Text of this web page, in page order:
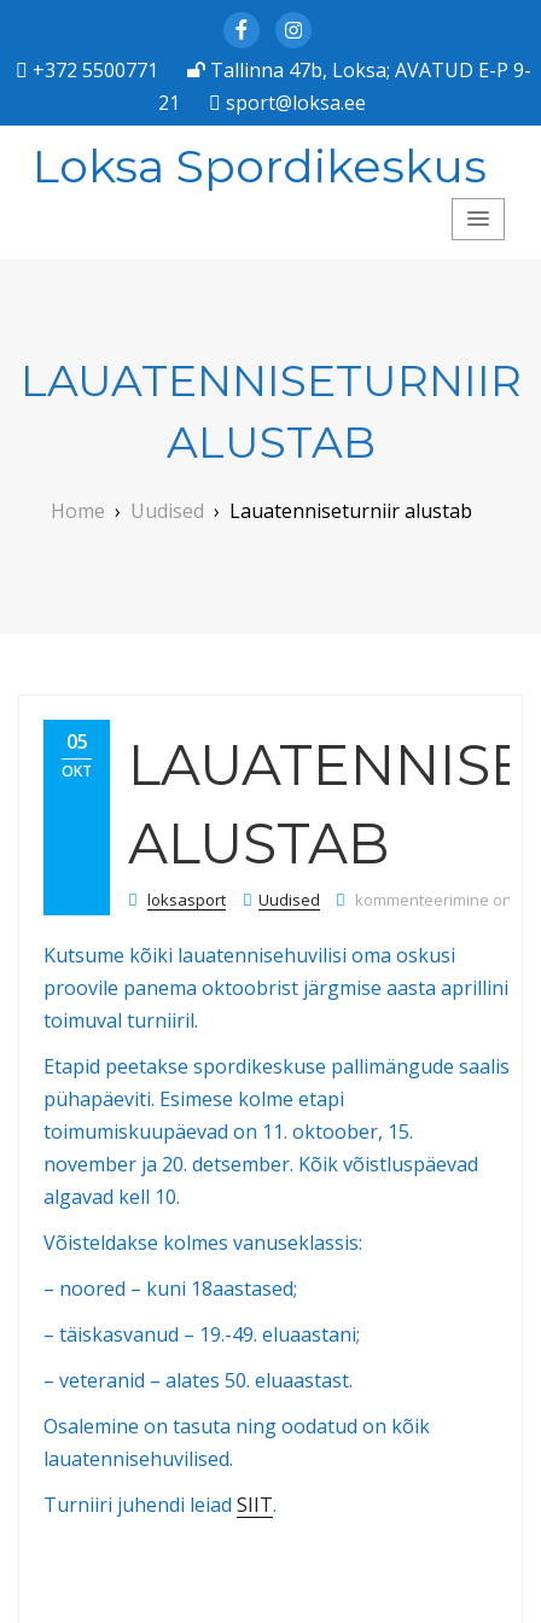
FacebookInstagram
+372 5500771
Tallinna 47b, Loksa; AVATUD E-P 9-
21
sport@loksa.ee
Loksa Spordikeskus
LAUATENNISETURNIIR
ALUSTAB
Home › Uudised › Lauatenniseturniir alustab
05
OKT
ALUSTAB
loksasport Uudised Lauatenniseturniir
kommenteerimine on
Kutsume kõiki lauatennisehuvilisi oma oskusi
proovile panema oktoobrist järgmise aasta aprillini
toimuval turniiril.
Etapid peetakse spordikeskuse pallimängude saalis
pühapäeviti. Esimese kolme etapi
toimumiskuupäevad on 11. oktoober, 15.
november ja 20. detsember. Kõik võistluspäevad
algavad kell 10.
Võisteldakse kolmes vanuseklassis:
– noored – kuni 18aastased;
– täiskasvanud – 19.-49. eluaastani;
– veteranid – alates 50. eluaastast.
Osalemine on tasuta ning oodatud on kõik
lauatennisehuvilised.
Turniiri juhendi leiad SIIT.